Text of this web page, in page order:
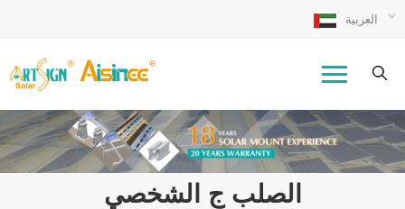
العربية
الصلب ج الشخصي